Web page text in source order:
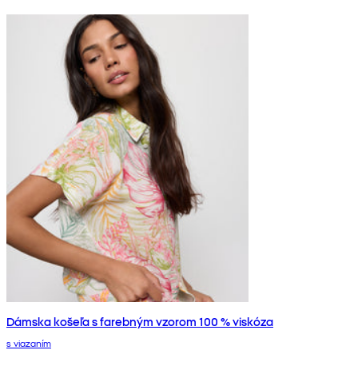
Dámska košeľa s farebným vzorom 100 % viskóza
s viazaním